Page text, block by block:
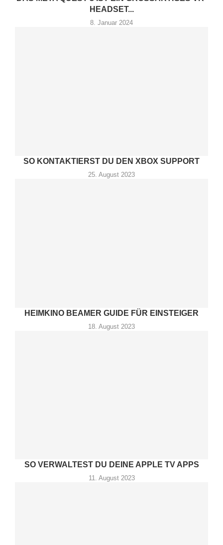
EADSET...
8. Januar 2024
SO KONTAKTIERST DU DEN XBOX SUPPORT
25. August 2023
HEIMKINO BEAMER GUIDE FÜR EINSTEIGER
18. August 2023
SO VERWALTEST DU DEINE APPLE TV APPS
11. August 2023